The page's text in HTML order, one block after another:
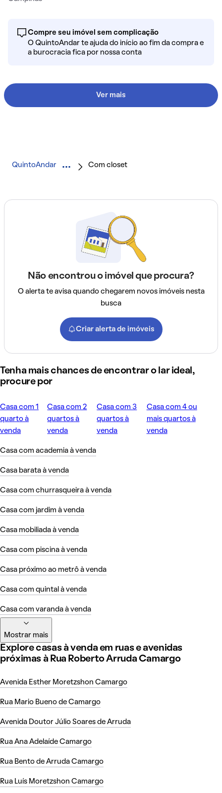
Compre seu imóvel sem complicação
O QuintoAndar te ajuda do início ao fim da compra e
a burocracia fica por nossa conta
Ver mais
QuintoAndar Com closet
Não encontrou o imóvel que procura?
O alerta te avisa quando chegarem novos imóveis nesta
busca
Criar alerta de imóveis
Tenha mais chances de encontrar o lar ideal,
procure por
Casa com 1
quarto à
venda
Casa com 2
quartos à
venda
Casa com 3
quartos à
venda
Casa com 4 ou
mais quartos à
venda
Casa com academia à venda
Casa barata à venda
Casa com churrasqueira à venda
Casa com jardim à venda
Casa mobiliada à venda
Casa com piscina à venda
Casa próximo ao metrô à venda
Casa com quintal à venda
Casa com varanda à venda
Mostrar mais
Explore casas à venda em ruas e avenidas
próximas à Rua Roberto Arruda Camargo
Avenida Esther Moretzshon Camargo
Rua Mario Bueno de Camargo
Avenida Doutor Júlio Soares de Arruda
Rua Ana Adelaíde Camargo
Rua Bento de Arruda Camargo
Rua Luís Moretzshon Camargo